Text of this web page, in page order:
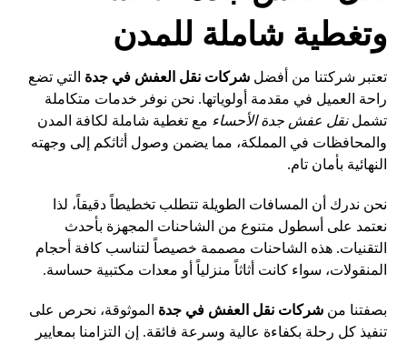
وتغطية شاملة للمدن
تعتبر شركتنا من أفضلشركات نقل العفش في جدة التي تضع
راحة العميل في مقدمة أولوياتها. نحن نوفر خدمات متكاملة
تشملنقل عفش جدة الأحساء مع تغطية شاملة لكافة المدن
والمحافظات في المملكة، مما يضمن وصول أثاثكم إلى وجهته
النهائية بأمان تام.
نحن ندرك أن المسافات الطويلة تتطلب تخطيطاً دقيقاً، لذا
نعتمد على أسطول متنوع من الشاحنات المجهزة بأحدث
التقنيات. هذه الشاحنات مصممة خصيصاً لتناسب كافة أحجام
المنقولات، سواء كانت أثاثاً منزلياً أو معدات مكتبية حساسة.
بصفتنا منشركات نقل العفش في جدة الموثوقة، نحرص على
تنفيذ كل رحلة بكفاءة عالية وسرعة فائقة. إن التزامنا بمعايير